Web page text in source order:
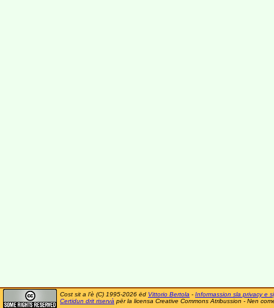
Cost sit a l'è (C) 1995-2026 ëd Vittorio Bertola - Informassion sla privacy e
Certidun drit riservà për la licensa Creative Commons Atribussion - Nen